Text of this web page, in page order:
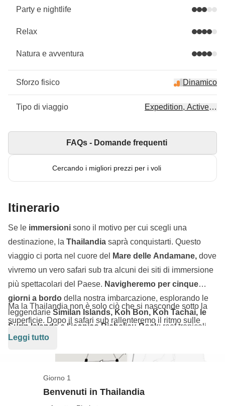
Party e nightlife
Relax
Natura e avventura
Sforzo fisico Dinamico
Tipo di viaggio Expedition, Active,
Cercando i migliori prezzi per i voli
FAQs - Domande frequenti
Itinerario
Se le immersioni sono il motivo per cui scegli una
destinazione, la Thailandia saprà conquistarti. Questo
viaggio ci porta nel cuore del
Mare delle Andamane, dove
vivremo un vero safari sub tra alcuni dei siti di immersione
più spettacolari del Paese. Navigheremo per cinque
giorni a bordo della nostra imbarcazione, esplorando le
leggendarie Similan Islands, Koh Bon, Koh Tachai, le
Surin Islands e l'iconico Richelieu Rock: reef tropicali,
imponenti formazioni granitiche, tartarughe marine, mante
oceaniche, barracuda, squali pinna bianca e, con un po' di
Ma la Thailandia non è solo ciò che si nasconde sotto la
superficie. Dopo il safari sub rallenteremo il ritmo sulle
spiagge di Khao Lak,
Khao Sok. Qui navigheremo tra montagne calcaree e
foresta pluviale fino ai nostri bungalow galleggianti sul
lago Cheow Lan, dove trascorreremo una notte immersi
Leggi tutto
Giorno 1
Benvenuti in Thailandia